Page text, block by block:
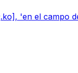
'en el